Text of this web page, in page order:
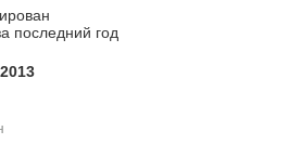
последний год